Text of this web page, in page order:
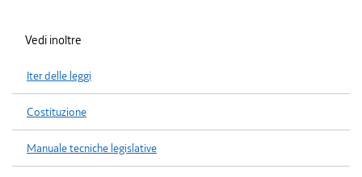
Vedi inoltre
Iter delle leggi
Costituzione
Manuale tecniche legislative